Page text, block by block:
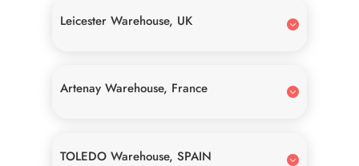
Leicester Warehouse, UK
Artenay Warehouse, France
TOLEDO Warehouse, SPAIN